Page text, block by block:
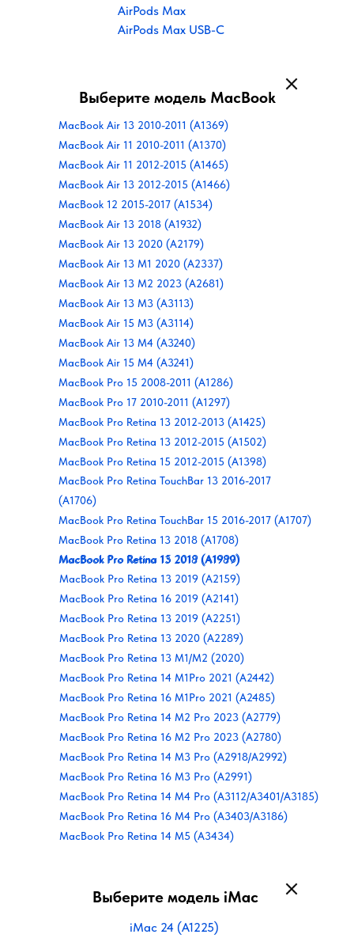
AirPods Max
AirPods Max USB-C
Выберите модель MacBook
MacBook Air 13 2010-2011 (A1369)
MacBook Air 11 2010-2011 (A1370)
MacBook Air 11 2012-2015 (A1465)
MacBook Air 13 2012-2015 (A1466)
MacBook Air 13 2018 (A1932)
MacBook Air 13 2020 (A2179)
MacBook Air 13 M1 2020 (A2337)
MacBook Air 13 M2 2023 (A2681)
MacBook Air 13 M3 (A3113)
MacBook Air 15 M3 (A3114)
MacBook Air 13 M4 (A3240)
MacBook Air 15 M4 (A3241)
MacBook Pro 15 2008-2011 (A1286)
MacBook Pro 17 2010-2011 (A1297)
MacBook Pro Retina 13 2012-2013 (A1425)
MacBook Pro Retina 13 2012-2015 (A1502)
MacBook Pro Retina 15 2012-2015 (A1398)
MacBook 12 2015-2017 (A1534)
MacBook Pro Retina TouchBar 13 2016-2017
(A1706)
MacBook Pro Retina TouchBar 15 2016-2017 (A1707)
MacBook Pro Retina 13 2018 (A1708)
MacBook Pro Retina 13 2018 (A1989)
MacBook Pro Retina 15 2019 (A1990)
MacBook Pro Retina 13 2019 (A2159)
MacBook Pro Retina 16 2019 (A2141)
MacBook Pro Retina 13 2019 (A2251)
MacBook Pro Retina 13 2020 (A2289)
MacBook Pro Retina 13 M1/M2 (2020)
MacBook Pro Retina 14 M1Pro 2021 (A2442)
MacBook Pro Retina 16 M1Pro 2021 (A2485)
MacBook Pro Retina 14 M2 Pro 2023 (A2779)
MacBook Pro Retina 16 M2 Pro 2023 (A2780)
MacBook Pro Retina 14 M3 Pro (A2918/A2992)
MacBook Pro Retina 16 M3 Pro (A2991)
MacBook Pro Retina 14 M4 Pro (A3112/A3401/A3185)
MacBook Pro Retina 16 M4 Pro (A3403/A3186)
MacBook Pro Retina 14 M5 (A3434)
Выберите модель iMac
iMac 24 (A1225)